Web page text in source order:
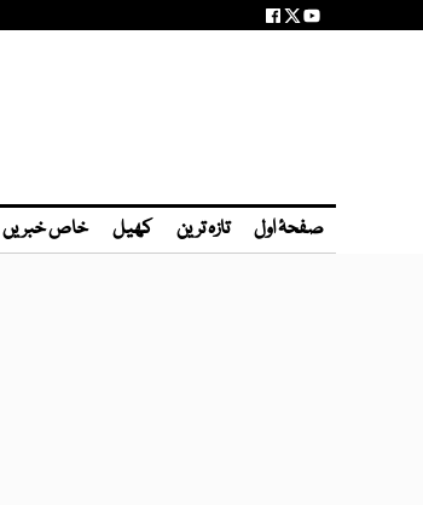
صفحۂ اول تازہ ترین کھیل خاص خبریں